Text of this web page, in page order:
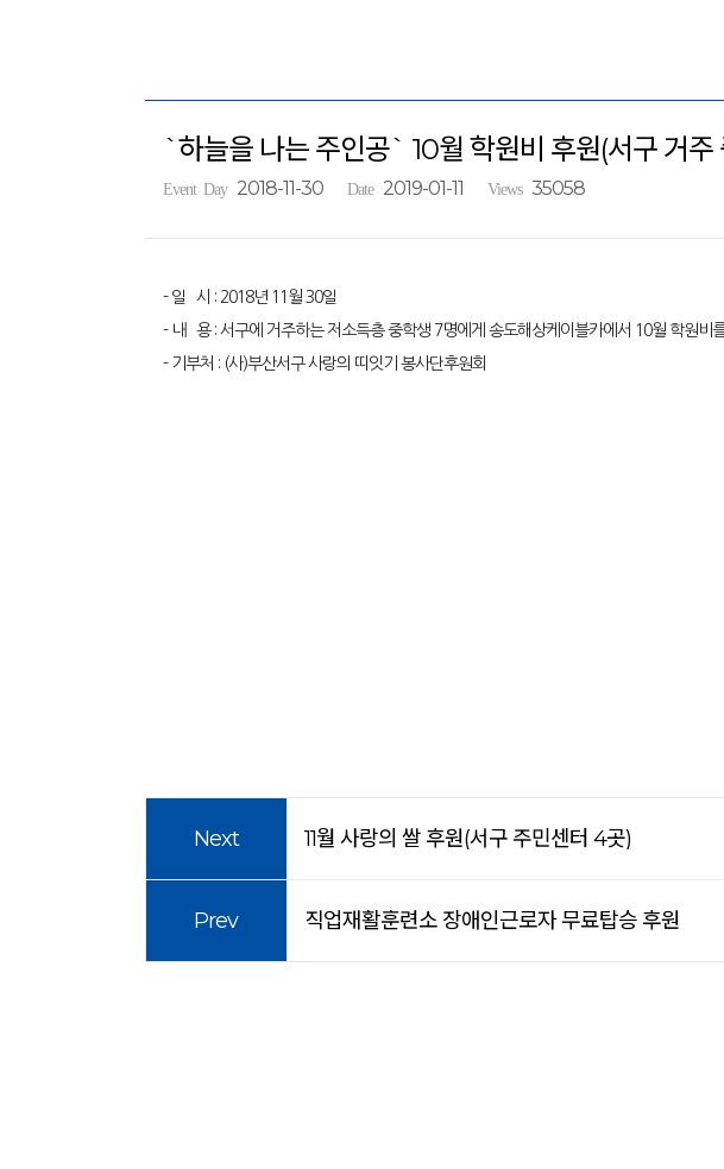
`하늘을 나는 주인공` 10월 학원비 후원(서구 거주
Event Day 2018-11-30 Date 2019-01-11 Views 35058
- 일 시 : 2018년 11월 30일
- 내 용 : 서구에 거주하는 저소득층 중학생 7명에게 송도해상케이블카에서 10월 학원비
- 기부처 : (사)부산서구 사랑의 띠잇기 봉사단후원회
Next 11월 사랑의 쌀 후원(서구 주민센터 4곳)
Prev 직업재활훈련소 장애인근로자 무료탑승 후원